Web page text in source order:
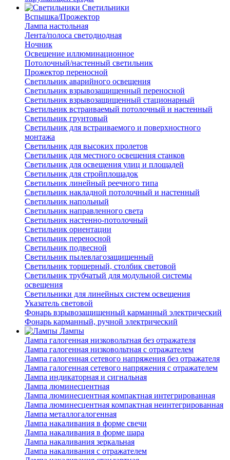
Светильники
Вспышка/Прожектор
Лампа настольная
Лента/полоса светодиодная
Ночник
Освещение иллюминационное
Потолочный/настенный светильник
Прожектор переносной
Светильник аварийного освещения
Светильник взрывозащищенный переносной
Светильник взрывозащищенный стационарный
Светильник встраиваемый потолочный и настенный
Светильник грунтовый
Светильник для встраиваемого и поверхностного
монтажа
Светильник для высоких пролетов
Светильник для местного освещения станков
Светильник для освещения улиц и площадей
Светильник для стройплощадок
Светильник линейный реечного типа
Светильник накладной потолочный и настенный
Светильник напольный
Светильник направленного света
Светильник настенно-потолочный
Светильник ориентации
Светильник переносной
Светильник подвесной
Светильник пылевлагозащищенный
Светильник торшерный, столбик световой
Светильник трубчатый для модульной системы
освещения
Светильники для линейных систем освещения
Указатель световой
Фонарь взрывозащищенный карманный электрический
Фонарь карманный, ручной электрический
Лампы
Лампа галогенная низковольтная без отражателя
Лампа галогенная низковольтная с отражателем
Лампа галогенная сетевого напряжения без отражателя
Лампа галогенная сетевого напряжения с отражателем
Лампа индикаторная и сигнальная
Лампа люминесцентная
Лампа люминесцентная компактная интегрированная
Лампа люминесцентная компактная неинтегрированная
Лампа металлогалогенная
Лампа накаливания в форме свечи
Лампа накаливания в форме шара
Лампа накаливания зеркальная
Лампа накаливания с отражателем